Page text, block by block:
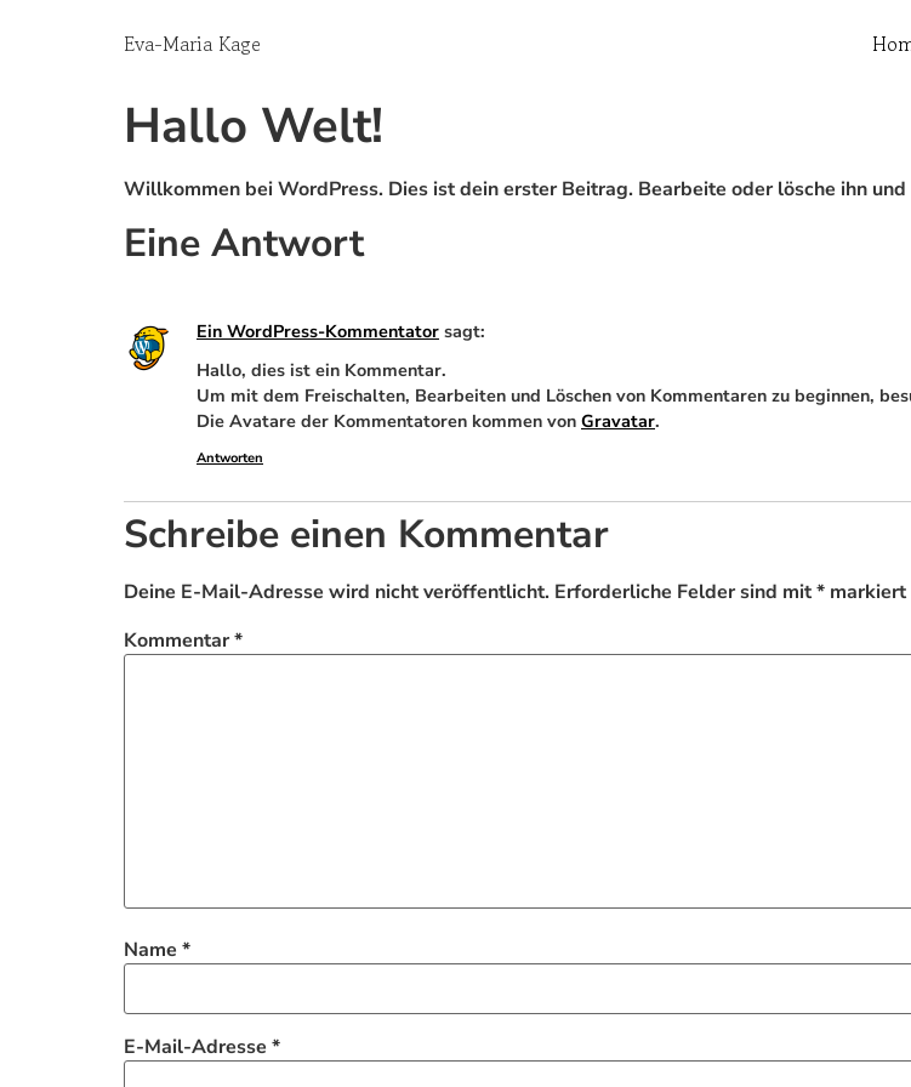
Eva-Maria Kage
Hallo Welt!
Willkommen bei WordPress. Dies ist dein erster Beitrag. Bearbeite oder lösche ihn
Eine Antwort
Ein WordPress-Kommentator sagt:
Hallo, dies ist ein Kommentar.
Um mit dem Freischalten, Bearbeiten und Löschen von Kommentaren zu beginnen,
Die Avatare der Kommentatoren kommen von Gravatar.
Antworten
Schreibe einen Kommentar
Deine E-Mail-Adresse wird nicht veröffentlicht. Erforderliche Felder sind mit* markiert
Kommentar*
Name *
E-Mail-Adresse *